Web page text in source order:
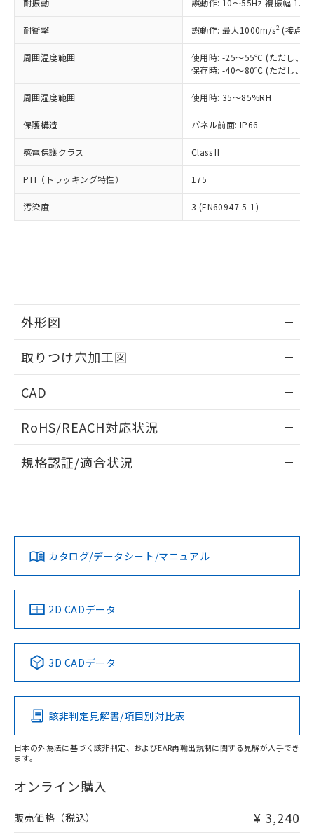
耐振動 誤動作: 10～55Hz 複振幅
耐衝撃 誤動作: 最大1000m/s2 (接点
周囲温度範囲
使用時: -25～55℃ (ただし、氷
保存時: -40～80℃ (ただし、氷
周囲湿度範囲 使用時: 35～85%RH
保護構造 パネル前面: IP66
感電保護クラス Class II
PTI（トラッキング特性） 175
汚染度 3 (EN60947-5-1)
外形図
取りつけ穴加工図
CAD
ドすることができます。
ログイン/会員登録
ダウンロードデータをご利用いただく前に、以下を必ずお読
みください。
ソフトウェアの使用条件
RoHS/REACH対応状況
EU RoHS 注意事項・凡例
対応済み
中国 RoHS 注意事項・凡例
Pb Hg Cd Cr(VI)
O
在庫等で未対応品が混在する可能性があります。
問い合わせください。
規格認証/適合状況
カタログ/データシート/マニュアル
2D CADデータ
3D CADデータ
該非判定見解書/項目別対比表
日本の外為法に基づく該非判定、およびEAR再輸出規制に関する見解が入手でき
ます。
オンライン購入
販売価格（税込） ¥ 3,240
正式な納期状況および標準価格はお客
様のお取引先、またはお客様担当のオ
ムロン制御機器販売店・当社販売員に
オムロン制御機器販売店や当社販売拠
販売ネットワーク
」をご確認
在庫状況および標準価格結果を当社の
事前の承諾なく第三者に漏洩または開
示しないようお願いします。
マイパーツ機能（部品リスト作成サー
ビス）をご利用いただくには、I-Web
メンバーズにご登録されている必要が
お客様が当ウェブサイト上で当社にご
指します。
但し、RoHS指令で産業用監視および制御機器に対する
適用除外項目は除く。
フタル酸エステル類の４物質については閾値を超える意
図的な使用がないことを確認しています。
部品在庫の切り替え状況などにより、予定
月が前後することがあります。
※3 非含有証明書ダウンロード
51物質の非含有証明書（当社基準）
※本証明書は発行日時点で非含有を証明す
るもので、過去に遡って非含有を証明する
ものではありません。
また、RoHS指令のフタル酸エステル類４
欄に対応日を記載しておりました。
既に当社にて対応品への在庫切替を完了
していることから、特段のことがない限
り、2022年1月12日より割愛しておりま
す。
DBP(フタル酸ジブチル) : 1000ppm、 DIBP(フタル酸ジ
イソブチル) : 1000ppm、 BBP(フタル酸ブチルベンジ
DEHP(フタル酸ビス(2-エチルヘキシル)) : 1000ppm
準値以下であることを示します。
「10」：通常の使用状況下において有害物
質が外部に漏えいし、環境に深刻な影響を
及ぼさない年数を意味します。
「－」：未確認です。当社販売部門へお問
全に破砕するなど、違法に輸出されな
いよう必要な手段を講じます。
当社は貴社製品を、核兵器、ミサイ
ル、化学兵器、生物兵器またはその他
武器並びにこれらの製造装置等に一切
当社は、貴社製品を第三者に販売する
場合は、上記1、2および3の内容を当
該第三者に通知します。また当社は、
販売先および販売に係わる関係者が違
法に輸出するおそれがある場合は、取
り引きをいたしません。
一定数には満たないが在庫あり
－
在庫なし(最新の在庫状況につ
いては、お客様のお取引先、ま
たはお客様担当のオムロン制御
機器販売店・当社販売員にご確
空
受注生産機種、また在庫状況の
情報を公開していない機種